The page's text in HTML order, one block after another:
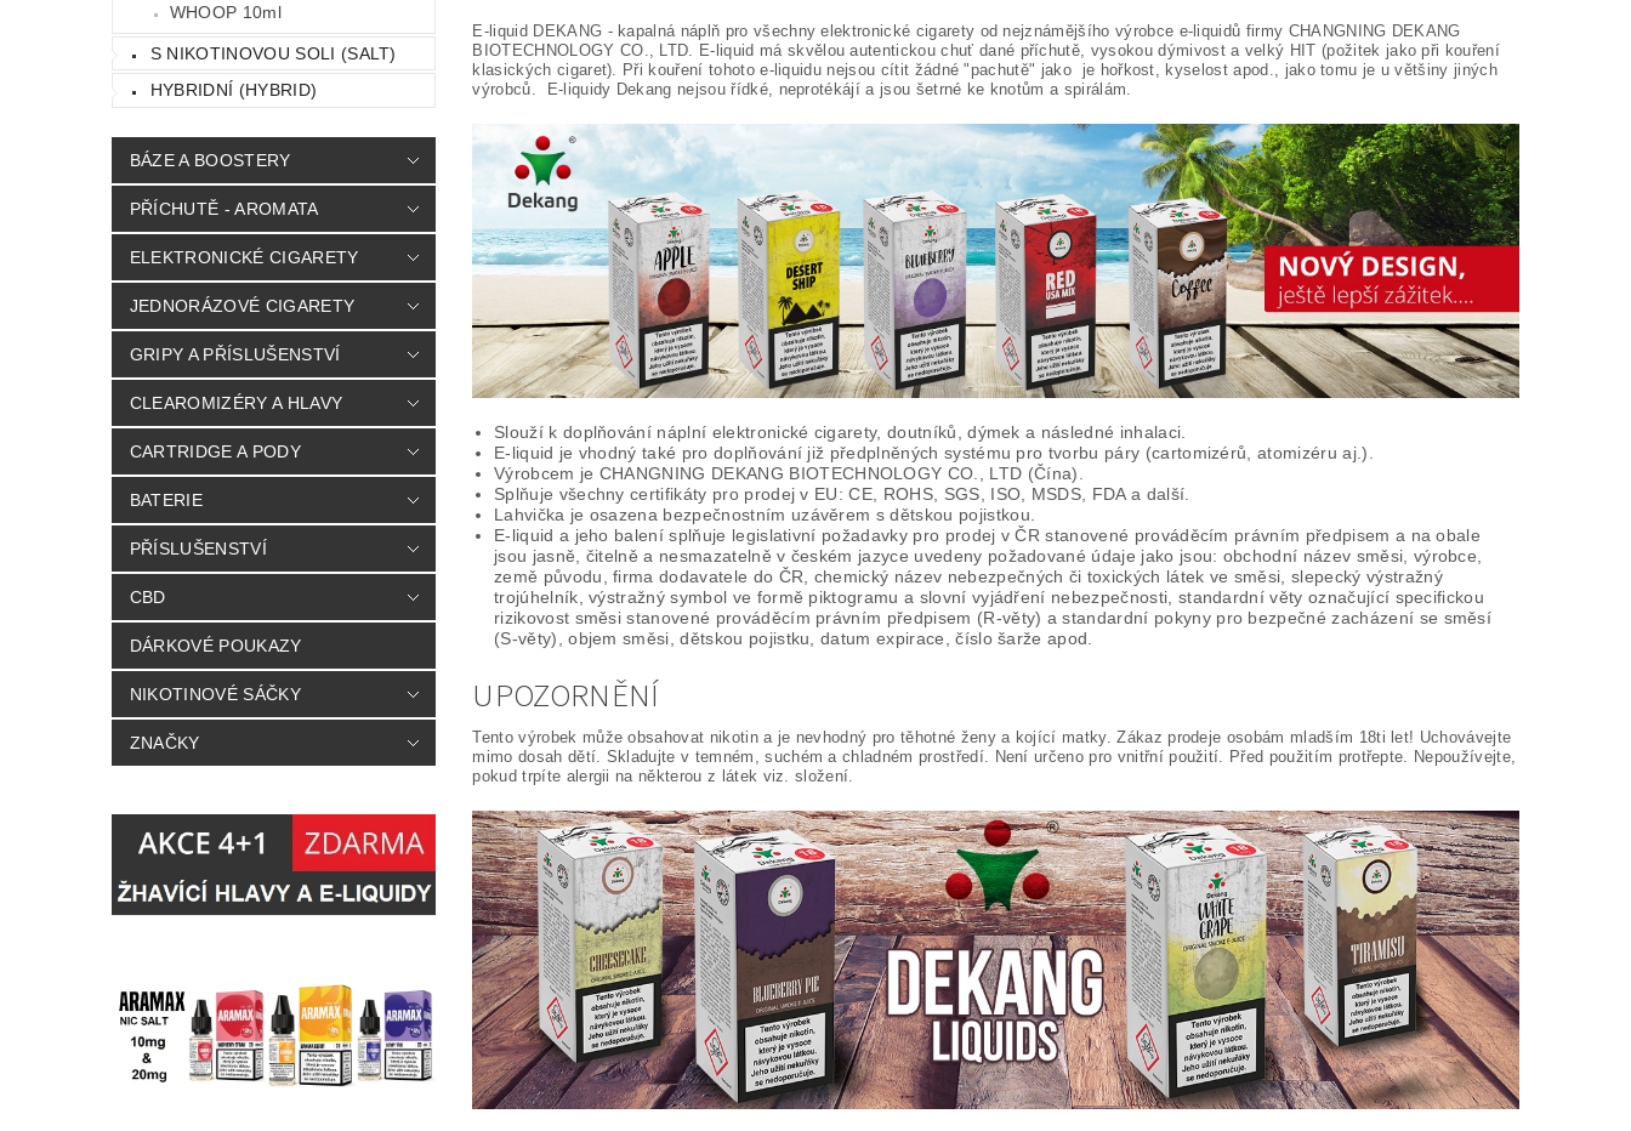
WHOOP 10ml
S NIKOTINOVOU SOLI (SALT)
HYBRIDNÍ (HYBRID)
BÁZE A BOOSTERY
PŘÍCHUTĚ - AROMATA
ELEKTRONICKÉ CIGARETY
JEDNORÁZOVÉ CIGARETY
GRIPY A PŘÍSLUŠENSTVÍ
CLEAROMIZÉRY A HLAVY
CARTRIDGE A PODY
BATERIE
PŘÍSLUŠENSTVÍ
CBD
DÁRKOVÉ POUKAZY
NIKOTINOVÉ SÁČKY
ZNAČKY
E-liquid DEKANG - kapalná náplň pro všechny elektronické cigarety od nejznámějšího výrobce e-liquidů firmy CHANGNING DEKANG
BIOTECHNOLOGY CO., LTD. E-liquid má skvělou autentickou chuť dané příchutě, vysokou dýmivost a velký HIT (požitek jako při kouření
klasických cigaret). Při kouření tohoto e-liquidu nejsou cítit žádné "pachutě" jako je hořkost, kyselost apod., jako tomu je u většiny jiných
výrobců. E-liquidy Dekang nejsou řídké, neprotékájí a jsou šetrné ke knotům a spirálám.
Slouží k doplňování náplní elektronické cigarety, doutníků, dýmek a následné inhalaci.
E-liquid je vhodný také pro doplňování již předplněných systému pro tvorbu páry (cartomizérů, atomizéru aj.).
Výrobcem je CHANGNING DEKANG BIOTECHNOLOGY CO., LTD (Čína).
Splňuje všechny certifikáty pro prodej v EU: CE, ROHS, SGS, ISO, MSDS, FDA a další.
Lahvička je osazena bezpečnostním uzávěrem s dětskou pojistkou.
E-liquid a jeho balení splňuje legislativní požadavky pro prodej v ČR stanovené prováděcím právním předpisem a na obale
jsou jasně, čitelně a nesmazatelně v českém jazyce uvedeny požadované údaje jako jsou: obchodní název směsi, výrobce,
země původu, firma dodavatele do ČR, chemický název nebezpečných či toxických látek ve směsi, slepecký výstražný
trojúhelník, výstražný symbol ve formě piktogramu a slovní vyjádření nebezpečnosti, standardní věty označující specifickou
rizikovost směsi stanovené prováděcím právním předpisem (R-věty) a standardní pokyny pro bezpečné zacházení se směsí
(S-věty), objem směsi, dětskou pojistku, datum expirace, číslo šarže apod.
UPOZORNĚNÍ
Tento výrobek může obsahovat nikotin a je nevhodný pro těhotné ženy a kojící matky. Zákaz prodeje osobám mladším 18ti let! Uchovávejte
mimo dosah dětí. Skladujte v temném, suchém a chladném prostředí. Není určeno pro vnitřní použití. Před použitím protřepte. Nepoužívejte,
pokud trpíte alergii na některou z látek viz. složení.